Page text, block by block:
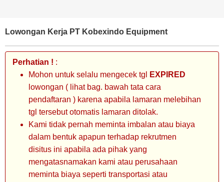
Lowongan Kerja PT Kobexindo Equipment
Perhatian ! :
Mohon untuk selalu mengecek tgl
EXPIRED
lowongan ( lihat bag. bawah tata cara
pendaftaran ) karena apabila lamaran melebihan
tgl tersebut otomatis lamaran ditolak.
Kami tidak pernah meminta imbalan atau biaya
dalam bentuk apapun terhadap rekrutmen
disitus ini apabila ada pihak yang
mengatasnamakan kami atau perusahaan
meminta biaya seperti transportasi atau